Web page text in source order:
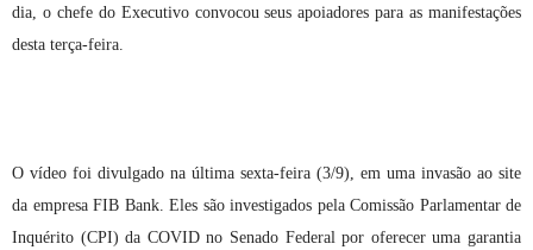
dia, o chefe do Executivo convocou seus apoiadores para as manifestações
desta terça-feira.
O vídeo foi divulgado na última sexta-feira (3/9), em uma invasão ao site
da empresa FIB Bank. Eles são investigados pela Comissão Parlamentar de
Inquérito (CPI) da COVID no Senado Federal por oferecer uma garantia